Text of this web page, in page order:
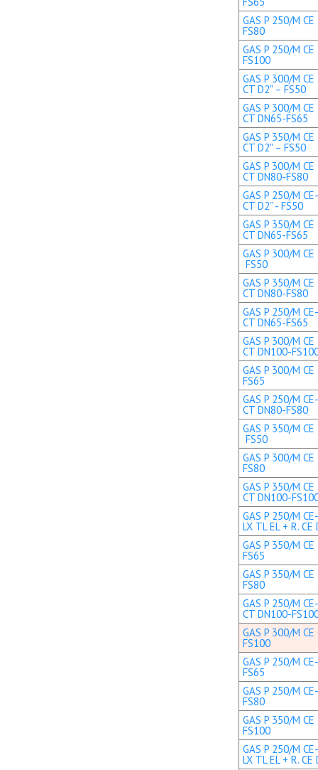
GAS P 250/M
FS80
GAS P 250/M
FS100
GAS P 300/M CE
CT D2" – FS50
GAS P 300/M CE
CT DN65-FS65
GAS P 350/M CE
CT D2" – FS50
GAS P 300/M CE
CT DN80-FS80
GAS P 250/M
CT D2” - FS50
GAS P 350/M CE
CT DN65-FS65
GAS P 300/M
FS50
GAS P 350/M CE
CT DN80-FS80
GAS P 250/M
CT DN65-FS65
GAS P 300/M CE
CT DN100-
GAS P 300/M
FS65
GAS P 250/M
CT DN80-FS80
GAS P 350/M
FS50
GAS P 300/M
FS80
GAS P 350/M CE
CT DN100-
GAS P 250/M CE-
LX TL EL + R. CE
GAS P 350/M
FS65
GAS P 350/M
FS80
GAS P 250/M
CT DN100-
GAS P 300/M
FS100
GAS P 250/M
FS65
GAS P 250/M
FS80
GAS P 350/M
FS100
GAS P 250/M CE-
LX TL EL + R.